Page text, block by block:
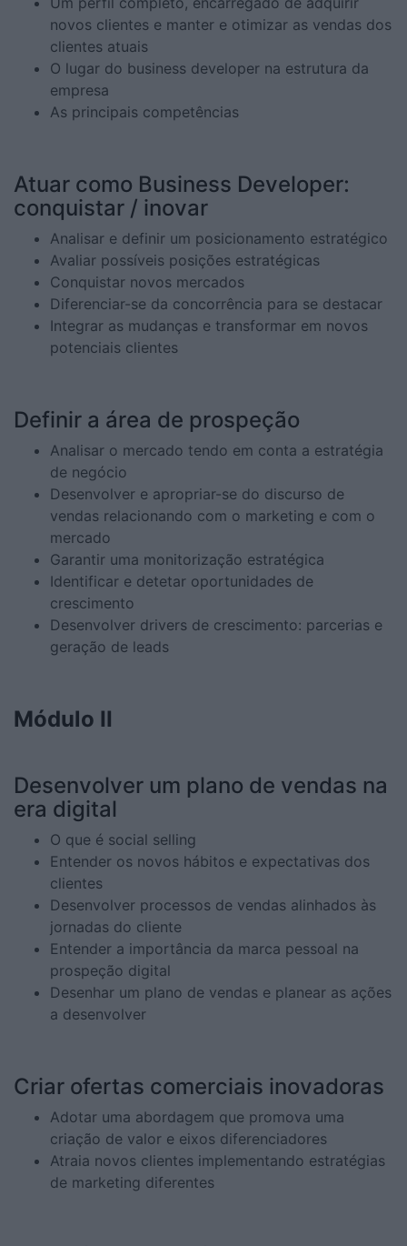
novos clientes e manter e otimizar as vendas dos
clientes atuais
O lugar do business developer na estrutura da
empresa
As principais competências
Atuar como Business Developer:
conquistar / inovar
Analisar e definir um posicionamento estratégico
Avaliar possíveis posições estratégicas
Conquistar novos mercados
Diferenciar-se da concorrência para se destacar
Integrar as mudanças e transformar em novos
potenciais clientes
Definir a área de prospeção
Analisar o mercado tendo em conta a estratégia
de negócio
Desenvolver e apropriar-se do discurso de
vendas relacionando com o marketing e com o
mercado
Garantir uma monitorização estratégica
Identificar e detetar oportunidades de
crescimento
Desenvolver drivers de crescimento: parcerias e
geração de leads
Módulo II
Desenvolver um plano de vendas na
era digital
O que é social selling
Entender os novos hábitos e expectativas dos
clientes
Desenvolver processos de vendas alinhados às
jornadas do cliente
Entender a importância da marca pessoal na
prospeção digital
Desenhar um plano de vendas e planear as ações
a desenvolver
Criar ofertas comerciais inovadoras
Adotar uma abordagem que promova uma
criação de valor e eixos diferenciadores
Atraia novos clientes implementando estratégias
de marketing diferentes